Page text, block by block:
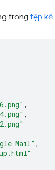
trong tệp kê
,
,
Mail" ,